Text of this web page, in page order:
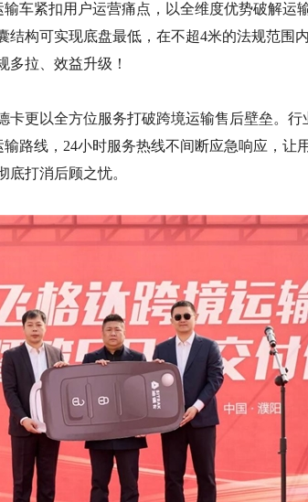
车紧扣用户运营痛点，以全维度优势破解运
结构可实现底盘最低，在不超4米的法规范围
多拉、效益升级！
卡更以全方位服务打破跨境运输售后壁垒。行
路线，24小时服务热线不间断应急响应，让
底打消后顾之忧。